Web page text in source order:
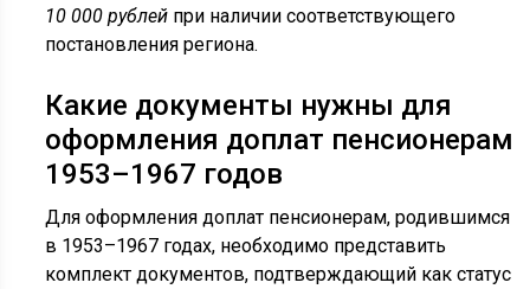
10 000 рублей при наличии соответствующего
постановления региона.
Какие документы нужны для
оформления доплат пенсионерам
1953–1967 годов
Для оформления доплат пенсионерам, родившимся
в 1953–1967 годах, необходимо представить
комплект документов, подтверждающий как статус